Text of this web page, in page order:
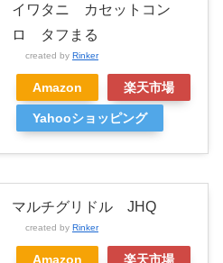
イワタニ カセットコン
ロ タフまる
created by Rinker
Amazon 楽天市場
Yahooショッピング
マルチグリドル JHQ
created by Rinker
Amazon 楽天市場